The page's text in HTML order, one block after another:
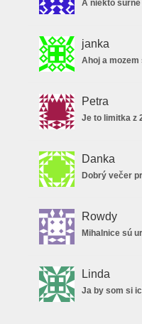
A niekto surne
janka
Ahoj a mozem
Petra
Je to limitka z
Danka
Dobrý večer
Rowdy
Mihalnice sú
Linda
Ja by som si